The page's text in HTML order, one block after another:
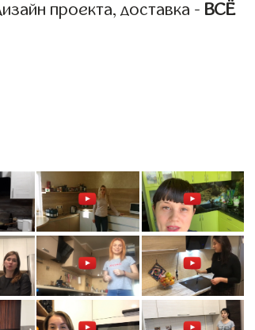
проекта, доставка - ВСЁ